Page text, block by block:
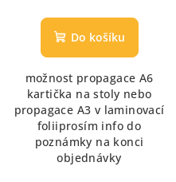
Do košíku
možnost propagace A6
kartička na stoly nebo
propagace A3 v laminovací
foliiprosím info do
poznámky na konci
objednávky